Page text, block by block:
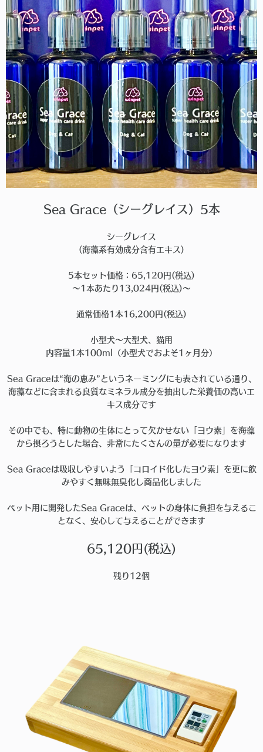
Sea Grace（シーグレイス）5本
シーグレイス
(海藻系有効成分含有エキス)
5本セット価格：65,120円(税込)
〜1本あたり13,024円(税込)〜
通常価格1本16,200円(税込)
小型犬〜大型犬、猫用
内容量1本100ml（小型犬でおよそ1ヶ月分）
Sea Graceは“海の恵み”というネーミングにも表されている通り、
海藻などに含まれる良質なミネラル成分を抽出した栄養価の高いエ
キス成分です
その中でも、特に動物の生体にとって欠かせない「ヨウ素」を海藻
から摂ろうとした場合、非常にたくさんの量が必要になります
Sea Graceは吸収しやすいよう「コロイド化したヨウ素」を更に飲
みやすく無味無臭化し商品化しました
ペット用に開発したSea Graceは、ペットの身体に負担を与えるこ
となく、安心して与えることができます
65,120円(税込)
残り12個